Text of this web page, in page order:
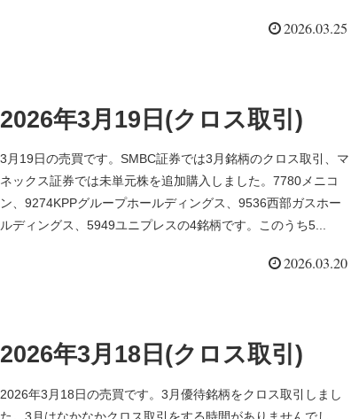
2026.03.25
2026年3月19日(クロス取引)
3月19日の売買です。SMBC証券では3月銘柄のクロス取引、マ
ネックス証券では未単元株を追加購入しました。7780メニコ
ン、9274KPPグループホールディングス、9536西部ガスホー
ルディングス、5949ユニプレスの4銘柄です。このうち5...
2026.03.20
2026年3月18日(クロス取引)
2026年3月18日の売買です。3月優待銘柄をクロス取引しまし